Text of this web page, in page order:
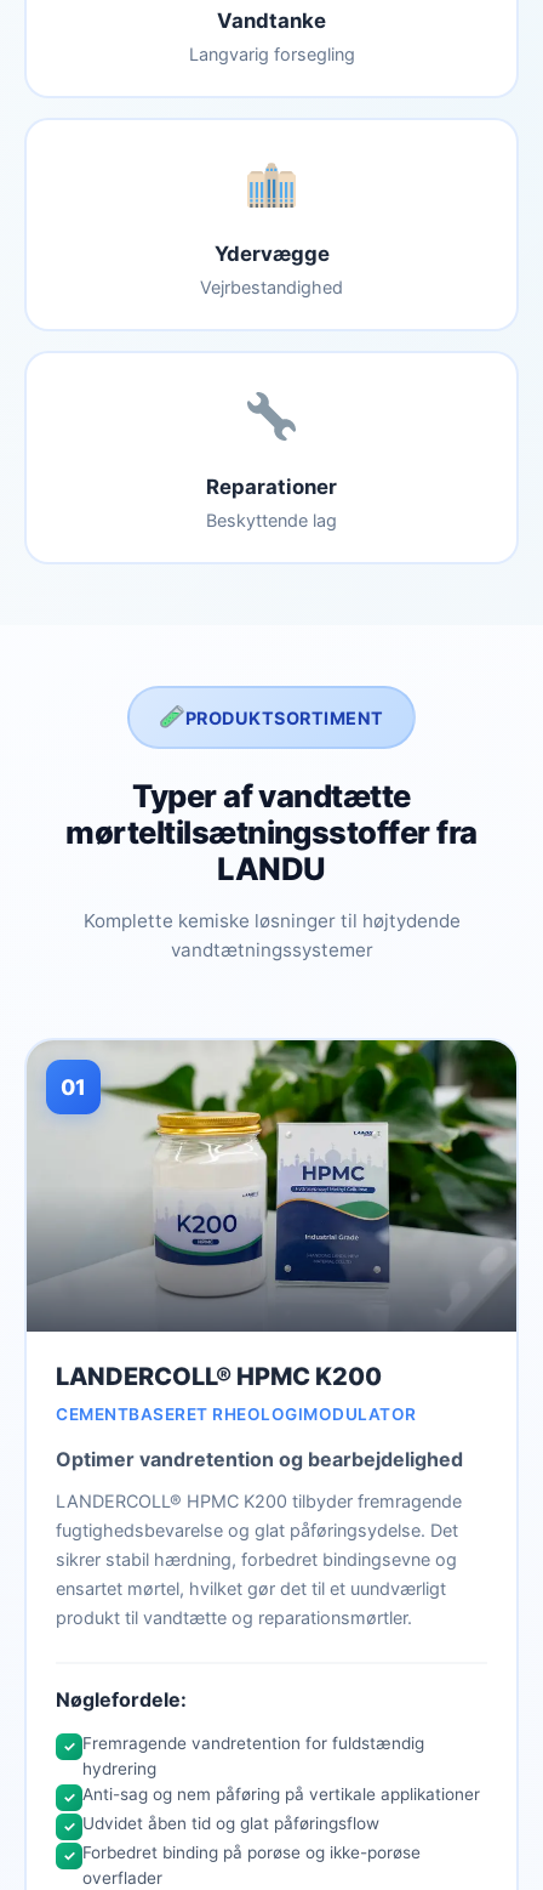
Vandtanke
Langvarig forsegling
Ydervægge
Vejrbestandighed
Reparationer
Beskyttende lag
PRODUKTSORTIMENT
Typer af vandtætte
mørteltilsætningsstoffer fra
LANDU
Komplette kemiske løsninger til højtydende
vandtætningssystemer
01
LANDERCOLL® HPMC K200
CEMENTBASERET RHEOLOGIMODULATOR
Optimer vandretention og bearbejdelighed
LANDERCOLL® HPMC K200 tilbyder fremragende
fugtighedsbevarelse og glat påføringsydelse. Det
sikrer stabil hærdning, forbedret bindingsevne og
ensartet mørtel, hvilket gør det til et uundværligt
produkt til vandtætte og reparationsmørtler.
Nøglefordele:
✓ Fremragende vandretention for fuldstændig
hydrering
✓ Anti-sag og nem påføring på vertikale applikationer
✓ Udvidet åben tid og glat påføringsflow
✓ Forbedret binding på porøse og ikke-porøse
overflader